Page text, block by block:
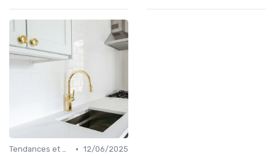
Tendances et Styles • 12/06/2025